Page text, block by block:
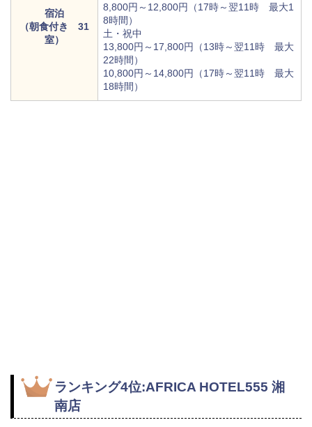
宿泊
（朝食付き 31
室）
8,800円～12,800円（17時～翌11時 最大1
8時間）
土・祝中
13,800円～17,800円（13時～翌11時 最大
22時間）
10,800円～14,800円（17時～翌11時 最大
18時間）
ランキング4位:AFRICA HOTEL555 湘
南店